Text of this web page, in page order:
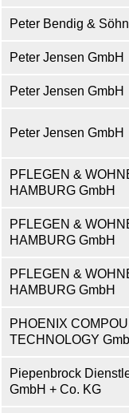
Peter Bendig &
Peter Jensen GmbH
Peter Jensen GmbH
Peter Jensen GmbH
PFLEGEN &
HAMBURG GmbH
PFLEGEN &
HAMBURG GmbH
PFLEGEN &
HAMBURG GmbH
PHOENIX
TECHNOLOGY
Piepenbrock
GmbH + Co. KG